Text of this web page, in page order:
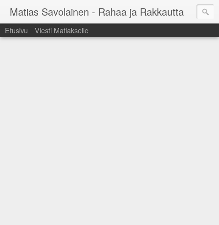
Matias Savolainen - Rahaa ja Rakkautta
Etusivu Viesti Matiakselle